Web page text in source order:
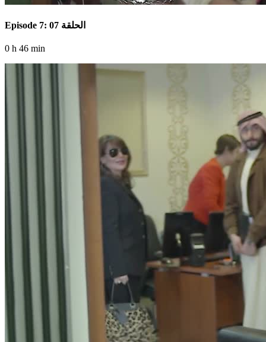
Episode 7: الحلقة 07
0 h 46 min